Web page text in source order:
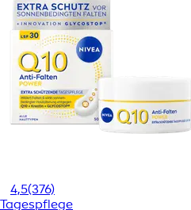
4,5(376)
Tagespflege